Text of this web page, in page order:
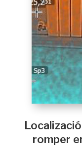
romper